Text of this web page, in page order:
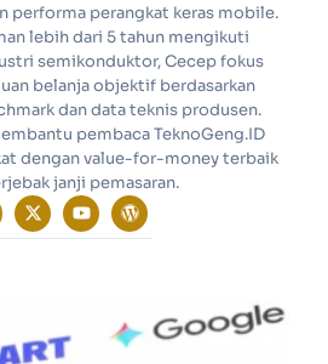
performa perangkat keras mobile.
lebih dari 5 tahun mengikuti
semikonduktor, Cecep fokus
belanja objektif berdasarkan
dan data teknis produsen.
pembaca TeknoGeng.ID
dengan value-for-money terbaik
janji pemasaran.